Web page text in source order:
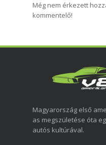
Még nem érkezett
kommentelő!
Magyarország első
as megszületése óta
autós kultúrával.